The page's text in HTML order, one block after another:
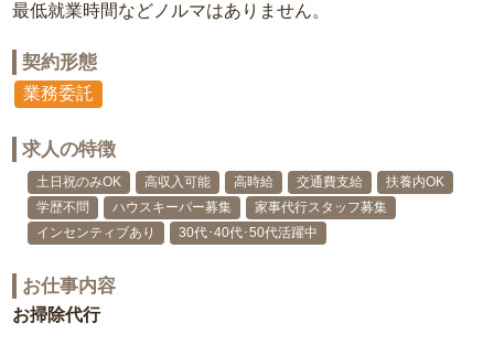
最低就業時間などノルマはありません。
契約形態
業務委託
求人の特徴
土日祝のみOK 高収入可能 高時給 交通費支給
扶養内OK
学歴不問
ハウスキーパー募集
家事代行スタッフ募集
インセンティブあり
30代･40代･50代活躍中
お仕事内容
お掃除代行